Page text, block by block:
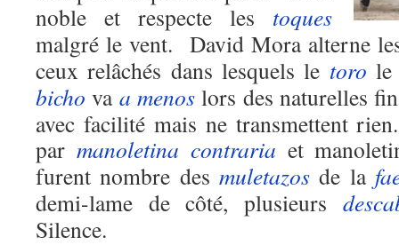
noble et respecte les toques
malgré le vent. David Mora alterne
ceux relâchés dans lesquels le toro le
bicho va a menoslors des naturelles
avec facilité mais ne transmettent rien.
par manoletina contraria et
furent nombre des muletazos de la
demi-lame de côté, plusieurs
Silence.